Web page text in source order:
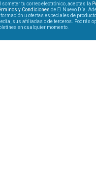
someter tu correo electrónico, aceptas la
y Condiciones de El Nuevo Día.
u ofertas especiales de
sus afiliadas o de terceros. Podrás
en cualquier momento.